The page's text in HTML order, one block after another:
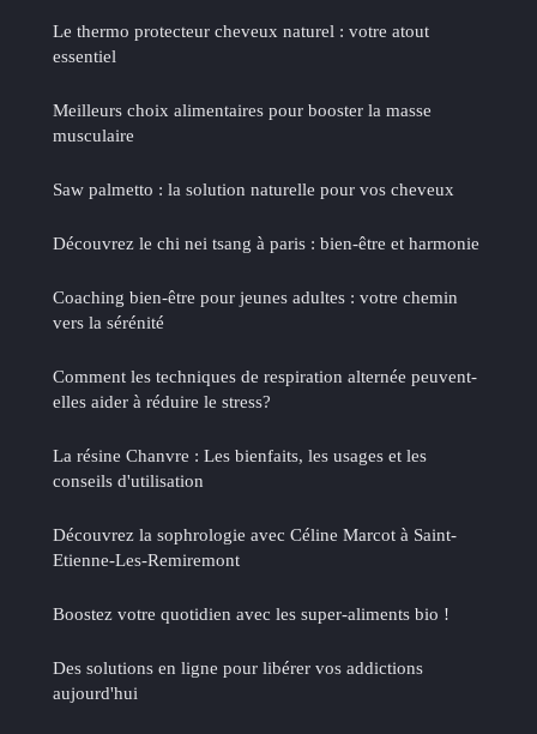
Le thermo protecteur cheveux naturel : votre atout
essentiel
Meilleurs choix alimentaires pour booster la masse
musculaire
Saw palmetto : la solution naturelle pour vos cheveux
Découvrez le chi nei tsang à paris : bien-être et harmonie
Coaching bien-être pour jeunes adultes : votre chemin
vers la sérénité
Comment les techniques de respiration alternée peuvent-
elles aider à réduire le stress?
La résine Chanvre : Les bienfaits, les usages et les
conseils d'utilisation
Découvrez la sophrologie avec Céline Marcot à Saint-
Etienne-Les-Remiremont
Boostez votre quotidien avec les super-aliments bio !
Des solutions en ligne pour libérer vos addictions
aujourd'hui